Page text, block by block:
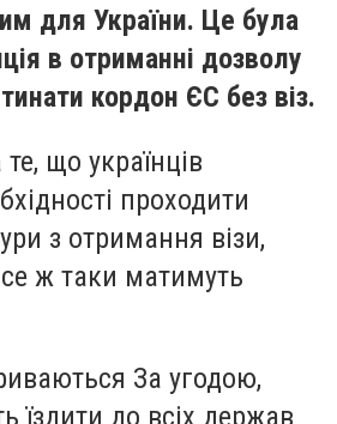
для України. Це була
в отриманні дозволу
кордон ЄС без віз.
що українців
проходити
з отримання візи,
ж таки матимуть
За угодою,
їздити до всіх держав